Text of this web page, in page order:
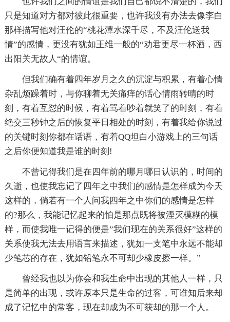
只是知道对方都对彼此很重要，也许我没有办法去像李白
那样描写他对汪伦的“桃花潭水深千尽，不及汪伦送我
情”的感情，更没有犹如王维一般的“劝君更尽一杯酒，西
出阳关无故人“的情谊。
但我们确有着四年岁月之久的沉淀与积累，有着心情
杂乱烦躁着时，与你聊着无关痛痒的话心情雨转晴的时
刻，有着互怼的时候，有着骂着吵着就笑了的时刻，有着
绝交三秒钟之后的恢复平日相处的时刻，有着我给你说过
的关键时刻你都在话语，有着QQ坦白小游戏上的三句话
之后你便知道我是谁的时刻!
不曾记得我们是在四年前的哪月哪日认识的，时间的
久逝，也使我忘记了四年之中我们的感情是怎样成为今天
这样的，倘若有一个人问我四年之中你们的感情是怎样
的?那么，我能记忆起来的怕是那点既将被湮灭模糊的模
样，而使我唯一记得的便是”我们现在的关系很好”这样的
关系使我无法去用语言来描述，犹如一支笔中永远不能却
少笔芯的存在，犹如铅笔永不可却少橡皮擦一样。”
曾经我也以为你会和我生命中出现的其他人一样，只
是简单的出现，或许原本只是生命的过客，可谁知后来却
成了记忆中的常客，现在却成为不可获却的那一个人。